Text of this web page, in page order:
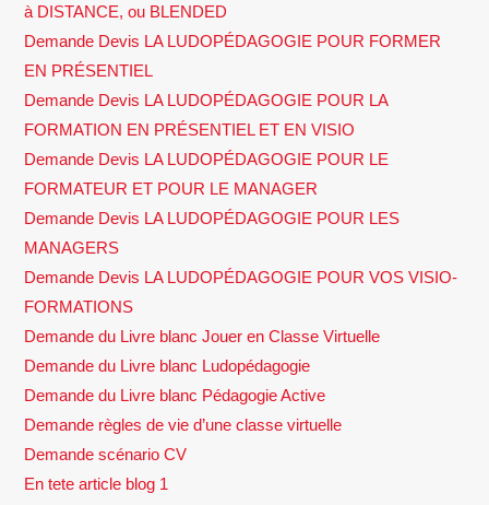
à DISTANCE, ou BLENDED
Demande Devis LA LUDOPÉDAGOGIE POUR FORMER
EN PRÉSENTIEL
Demande Devis LA LUDOPÉDAGOGIE POUR LA
FORMATION EN PRÉSENTIEL ET EN VISIO
Demande Devis LA LUDOPÉDAGOGIE POUR LE
FORMATEUR ET POUR LE MANAGER
Demande Devis LA LUDOPÉDAGOGIE POUR LES
MANAGERS
Demande Devis LA LUDOPÉDAGOGIE POUR VOS VISIO-
FORMATIONS
Demande du Livre blanc Jouer en Classe Virtuelle
Demande du Livre blanc Ludopédagogie
Demande du Livre blanc Pédagogie Active
Demande règles de vie d’une classe virtuelle
Demande scénario CV
En tete article blog 1